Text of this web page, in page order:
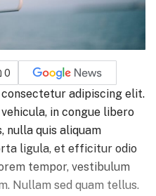
0
adipiscing elit.
in congue libero
nulla quis aliquam
ligula, et efficitur odio
tempor, vestibulum
Nullam sed quam tellus.